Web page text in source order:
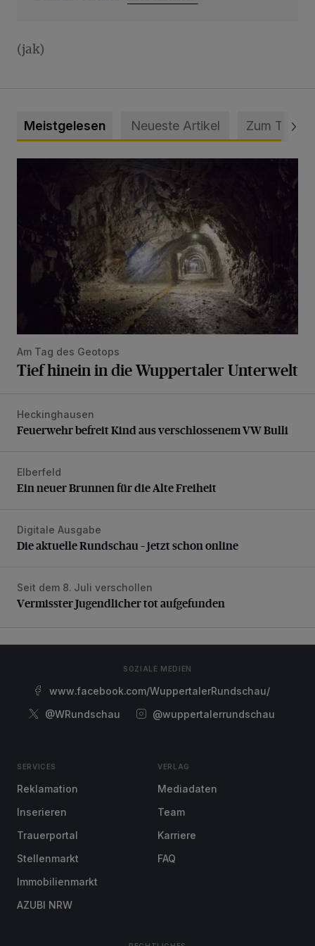
(jak)
Meistgelesen Neueste Artikel Zum Thema
Am Tag des Geotops
Tief hinein in die Wuppertaler Unterwelt
Feuerwehr befreit Kind aus verschlossenem VW Bulli
Heckinghausen
Feuerwehr befreit Kind aus verschlossenem VW Bulli
Ein neuer Brunnen für die Alte Freiheit
Elberfeld
Ein neuer Brunnen für die Alte Freiheit
Die aktuelle Rundschau – jetzt schon online
Digitale Ausgabe
Die aktuelle Rundschau – jetzt schon online
Vermisster Jugendlicher tot aufgefunden
Seit dem 8. Juli verschollen
Vermisster Jugendlicher tot aufgefunden
SOZIALE MEDIEN
www.facebook.com/WuppertalerRundschau/
@WRundschau
@wuppertalerrundschau
SERVICES
Reklamation
Inserieren
Trauerportal
Stellenmarkt
Immobilienmarkt
AZUBI NRW
VERLAG
Mediadaten
Team
Karriere
FAQ